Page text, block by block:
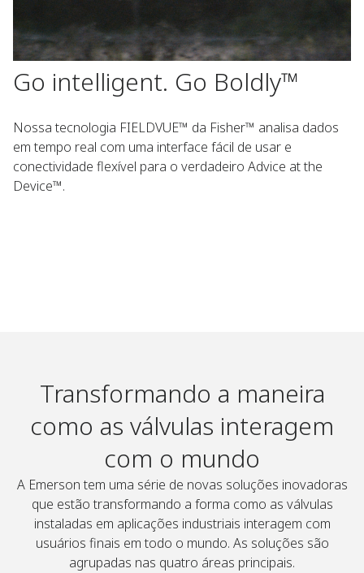
Go intelligent. Go Boldly™
Nossa tecnologia FIELDVUE™ da Fisher™ analisa dados
em tempo real com uma interface fácil de usar e
conectividade flexível para o verdadeiro Advice at the
Device™.
Transformando a maneira
como as válvulas interagem
com o mundo
A Emerson tem uma série de novas soluções inovadoras
que estão transformando a forma como as válvulas
instaladas em aplicações industriais interagem com
usuários finais em todo o mundo. As soluções são
agrupadas nas quatro áreas principais.